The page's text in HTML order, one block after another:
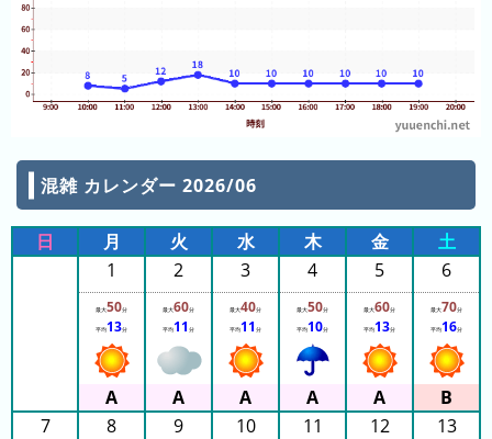
混雑 カレンダー 2026/06
日 月 火 水 木 金
土
1
最大50分
平均13分
2
最大60分
平均11 分
3
最大40分
平均11 分
4
最大50分
平均10分
5
最大60分
平均13分
6
最大70分
平均16分
7 8 9 10 11 12 13